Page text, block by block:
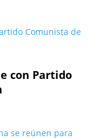
con Partido